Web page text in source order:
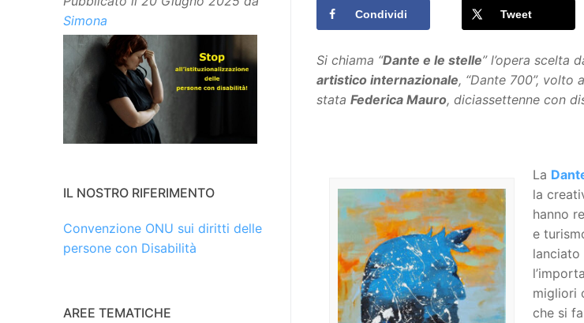
Condividi Tweet
Si chiama “Dante e le stelle” l’opera scelta
artistico internazionale, “Dante 700”,
stata Federica Mauro, diciassettenne con
La
la
hanno
e
lanciato
migliori
che si
Simona
IL NOSTRO RIFERIMENTO
Convenzione ONU sui diritti delle
persone con Disabilità
AREE TEMATICHE